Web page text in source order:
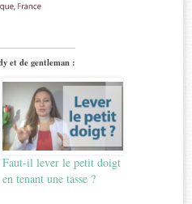
et de gentleman :
Faut-il lever le petit doigt
en tenant une tasse ?